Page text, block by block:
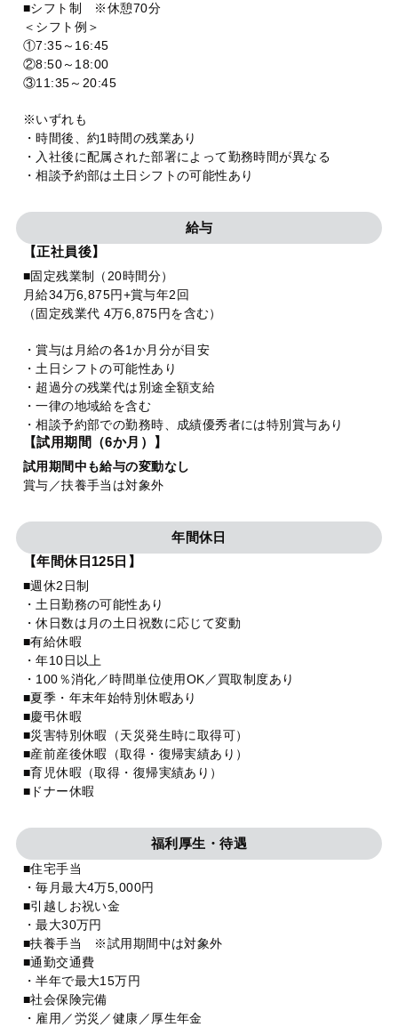
■シフト制 ※休憩70分
＜シフト例＞
①7:35～16:45
②8:50～18:00
③11:35～20:45
※いずれも
・時間後、約1時間の残業あり
・入社後に配属された部署によって勤務時間が異なる
・相談予約部は土日シフトの可能性あり
給与
【正社員後】
■固定残業制（20時間分）
月給34万6,875円+賞与年2回
（固定残業代 4万6,875円を含む）
・賞与は月給の各1か月分が目安
・土日シフトの可能性あり
・超過分の残業代は別途全額支給
・一律の地域給を含む
・相談予約部での勤務時、成績優秀者には特別賞与あり
【試用期間（6か月）】
試用期間中も給与の変動なし
賞与／扶養手当は対象外
年間休日
【年間休日125日】
■週休2日制
・土日勤務の可能性あり
・休日数は月の土日祝数に応じて変動
■有給休暇
・年10日以上
・100％消化／時間単位使用OK／買取制度あり
■夏季・年末年始特別休暇あり
■慶弔休暇
■災害特別休暇（天災発生時に取得可）
■産前産後休暇（取得・復帰実績あり）
■育児休暇（取得・復帰実績あり）
■ドナー休暇
福利厚生・待遇
■住宅手当
・毎月最大4万5,000円
■引越しお祝い金
・最大30万円
■扶養手当 ※試用期間中は対象外
■通勤交通費
・半年で最大15万円
■社会保険完備
・雇用／労災／健康／厚生年金